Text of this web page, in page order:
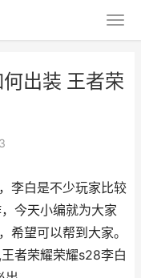
出装 王者荣
李白是不少玩家比较
今天小编就为大家
希望可以帮到大家。
者荣耀荣耀s28李白